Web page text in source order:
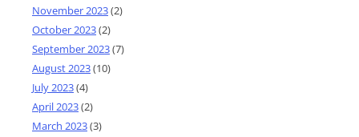
November 2023(2)
October 2023(2)
September 2023(7)
August 2023(10)
July 2023(4)
April 2023(2)
March 2023(3)